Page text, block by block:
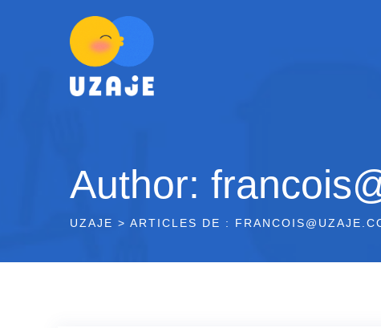
Author:
UZAJE > ARTICLES DE :